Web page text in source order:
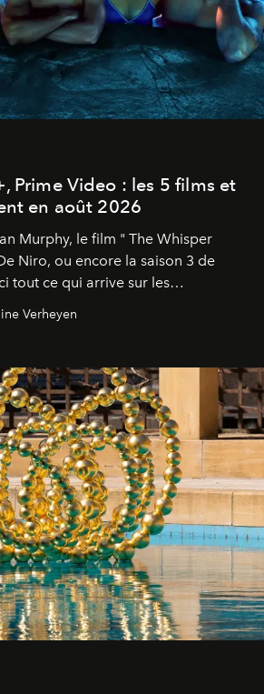
Prime Video : les 5 films et
en août 2026
Murphy, le film " The Whisper
Niro, ou encore la saison 3 de
tout ce qui arrive sur les
en août 2026.
Verheyen